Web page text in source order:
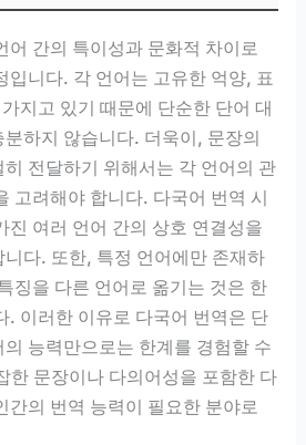
어 간의 특이성과 문화적 차이로
입니다. 각 언어는 고유한 억양, 표
지고 있기 때문에 단순한 단어 대
하지 않습니다. 더욱이, 문장의
전달하기 위해서는 각 언어의 관
고려해야 합니다. 다국어 번역 시
진 여러 언어 간의 상호 연결성을
다. 또한, 특정 언어에만 존재하
징을 다른 언어로 옮기는 것은 한
. 이러한 이유로 다국어 번역은 단
능력만으로는 한계를 경험할 수
한 문장이나 다의어성을 포함한 다
간의 번역 능력이 필요한 분야로